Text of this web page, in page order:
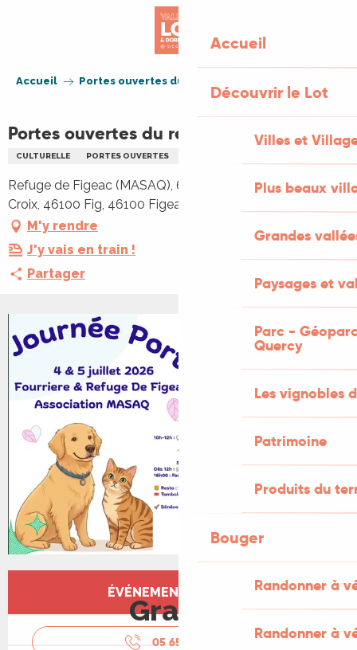
Accueil
Découvrir le Lot
Villes et
Plus beaux
Grandes
Paysages et
Parc -
Quercy
Les vignobles
Patrimoine
Produits du
Bouger
Randonner à
Randonner à
Accueil Portes ouvertes du refuge de Figeac
Portes ouvertes du refuge de Figeac
CULTURELLE PORTES OUVERTES
Refuge de Figeac (MASAQ), 68 impasse du Mas de la
Croix, 46100 Fig, 46100 Figeac
M'y rendre
J'y vais en train !
Partager
Ouverture et coordonnées
ÉVÉNEMENT TERMINÉ
Gratuit
05 65 34 19